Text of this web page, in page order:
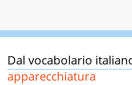
Dal vocabolario
apparecchiatura